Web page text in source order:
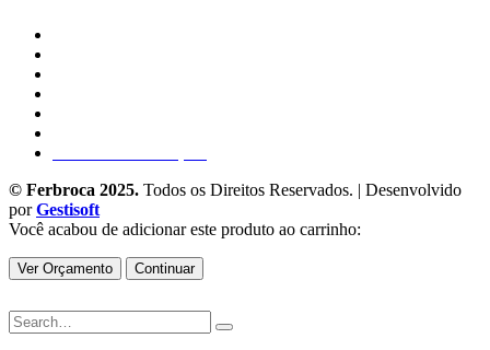
© Ferbroca 2025. Todos os Direitos Reservados. | Desenvolvido
porGestisoft
Você acabou de adicionar este produto ao carrinho:
Ver Orçamento Continuar